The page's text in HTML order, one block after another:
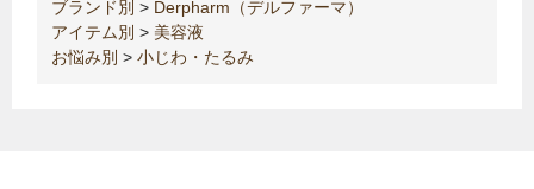
ブランド別 > Derpharm（デルファーマ）
アイテム別 > 美容液
お悩み別 > 小じわ・たるみ